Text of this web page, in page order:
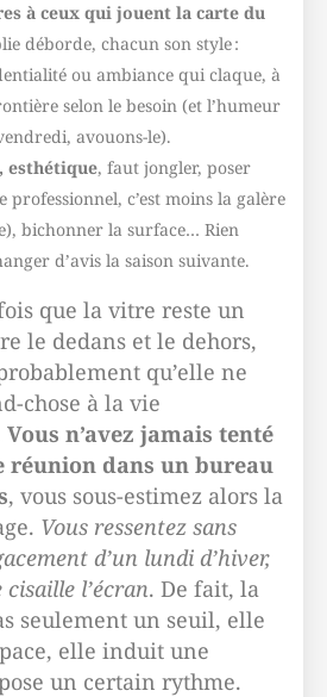
à ceux qui jouent la carte du
déborde, chacun son style :
ou ambiance qui claque, à
selon le besoin (et l’humeur
avouons-le).
esthétique, faut jongler, poser
professionnel, c’est moins la galère
bichonner la surface… Rien
d’avis la saison suivante.
que la vitre reste un
le dedans et le dehors,
qu’elle ne
chose à la vie
Vous n’avez jamais tenté
réunion dans un bureau
, vous sous-estimez alors la
Vous ressentez sans
d’un lundi d’hiver,
l’écran. De fait, la
seulement un seuil, elle
elle induit une
un certain rythme.